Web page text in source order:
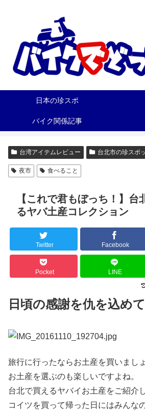
日本の珍スポ
バイク関係記事
台湾アイテムレビュー 台北市の珍スポ
夜市 食べること
【これで君もぼっち！】台
るヤバ土産コレクション
Twitter Facebook
Pocket LINE
日頃の感謝を仇を込めて
旅行に行ったならお土産を買いまし
お土産を選ぶのも楽しいですよね。
台北で買えるヤバイお土産をご紹介
コイツを買って帰った日にはみんな